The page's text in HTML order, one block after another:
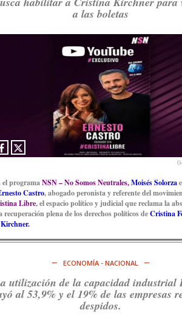
t.co/ihSIYIKptJ
Consenso Patagónico
@consensopatagon
: Asumimos una nueva
en el Partido Justicialista de Campana, con el
orgullo de que el compañero
@caortega64
a las boletas
el programaNSN – No Somos Neutrales,Moisés Solorza
Castro, abogado peronista y referente del
Libre, el espacio político y judicial que reclama la
recuperación plena de los derechos políticos deCristina
ECONOMÍA - NACIONAL
utilización de la capacidad industrial
al 53,9% y el 19% de las empresas
despidos.